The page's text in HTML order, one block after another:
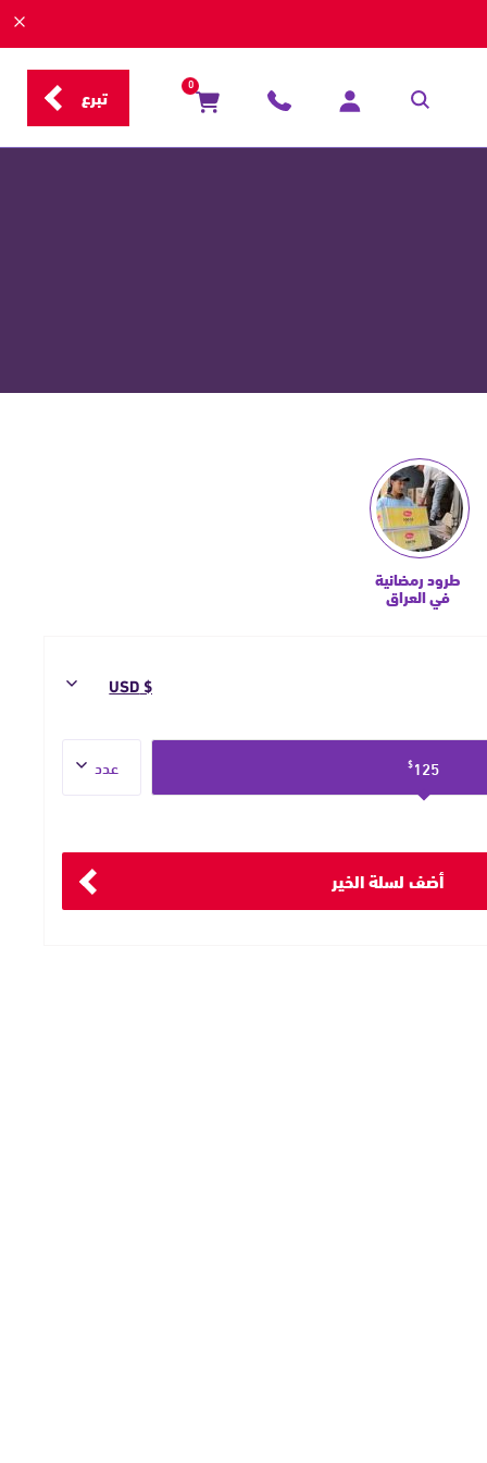
0 تبرع
طرود رمضانية
في العراق
$125
أضف لسلة الخير